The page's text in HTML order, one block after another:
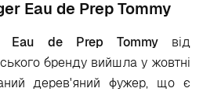
Eau de Prep Tommy
Eau de Prep Tommyвід
бренду вийшла у жовтні
дерев'яний фужер, що є